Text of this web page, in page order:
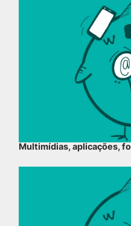
Multimídias, aplicações,